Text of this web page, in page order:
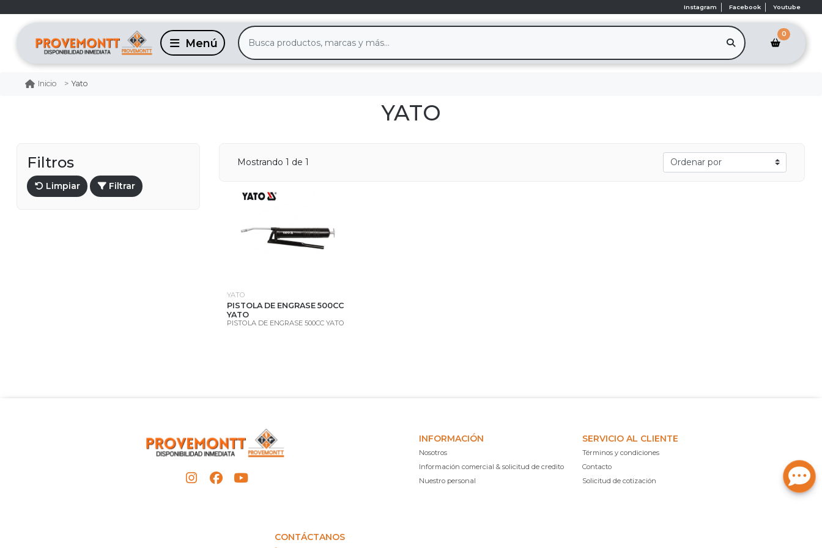
Instagram Facebook Youtube
0
Inicio Yato
YATO
Filtros
Limpiar Filtrar
Mostrando 1 de 1
YATO
PISTOLA DE ENGRASE 500CC
YATO
PISTOLA DE ENGRASE 500CC YATO
INFORMACIÓN
Nosotros
Información comercial & solicitud de credito
Nuestro personal
SERVICIO AL CLIENTE
Términos y condiciones
Contacto
Solicitud de cotización
CONTÁCTANOS